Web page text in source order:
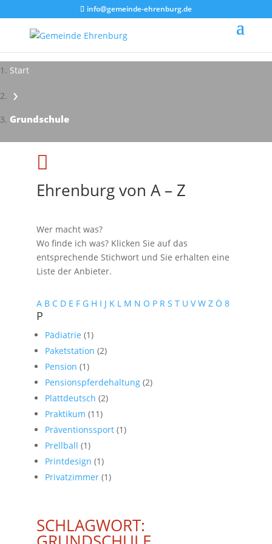
info@gemeinde-ehrenburg.de
Start
›
Grundschule
Impressionen - Mareike Kranz

Ehrenburg von A – Z
Wer macht was?
Wo finde ich was? Klicken Sie auf das
entsprechende Stichwort und Sie erhalten eine
Liste der Anbieter.
A B C D E F G H I J K L M N O P R S T U V W Z Ö 8
P
Pädiatrie (1)
Paketstation (2)
Pension (1)
Pensionspferdehaltung (2)
Plattdeutsch (2)
Praktikum (11)
Präventionssport (1)
Prellball (1)
Printdesign (1)
Privatzimmer (1)
SCHLAGWORT: